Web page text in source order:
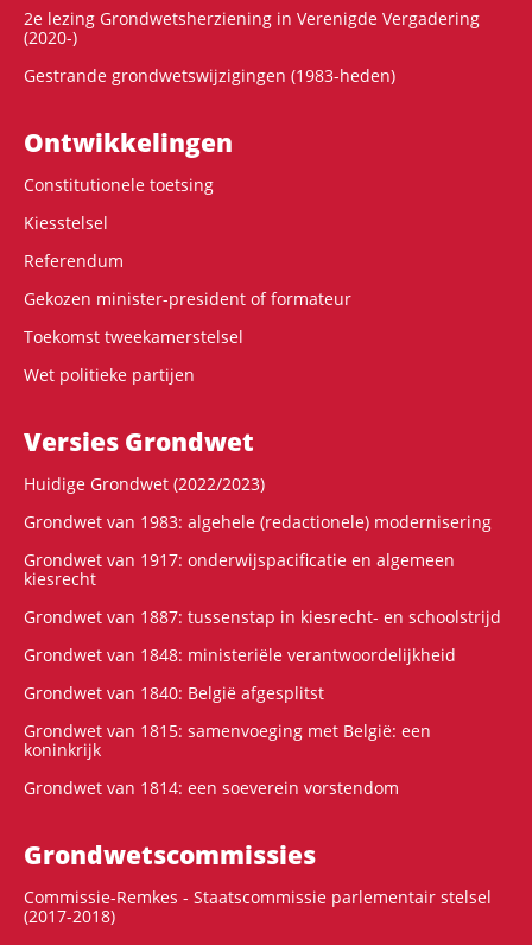
2e lezing Grondwetsherziening in Verenigde Vergadering
(2020-)
Gestrande grondwetswijzigingen (1983-heden)
Ontwikke­lingen
Constitutionele toetsing
Kiesstelsel
Referendum
Gekozen minister-president of formateur
Toekomst tweekamerstelsel
Wet politieke partijen
Versies Grondwet
Huidige Grondwet (2022/2023)
Grondwet van 1983: algehele (redactionele) modernisering
Grondwet van 1917: onderwijspacificatie en algemeen
kiesrecht
Grondwet van 1887: tussenstap in kiesrecht- en schoolstrijd
Grondwet van 1848: ministeriële verantwoordelijkheid
Grondwet van 1840: België afgesplitst
Grondwet van 1815: samenvoeging met België: een
koninkrijk
Grondwet van 1814: een soeverein vorstendom
Grondwets­commissies
Commissie-Remkes - Staatscommissie parlementair stelsel
(2017-2018)